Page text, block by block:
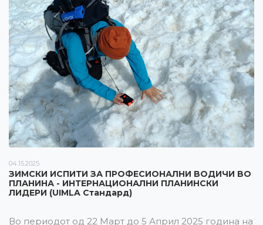
04.15.2025
ЗИМСКИ ИСПИТИ ЗА ПРОФЕСИОНАЛНИ ВОДИЧИ ВО
ПЛАНИНА - ИНТЕРНАЦИОНАЛНИ ПЛАНИНСКИ
ЛИДЕРИ (UIMLA Стандард)
Во периодот од 22 Март до 5 Април 2025 година на